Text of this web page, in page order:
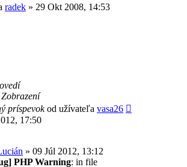
radek » 29 Okt 2008, 14:53
Zobrazení
príspevokod užívateľa vasa26
17:50
» 09 Júl 2012, 13:12
PHP Warning: in file